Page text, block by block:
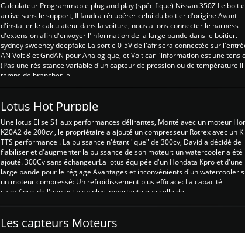
Calculateur Programmable plug and play (spécifique) Nissan 350Z Le
arrive sans le support, Il faudra récupérer celui du boitier d'origine Avant
d'installer le calculateur dans la voiture, nous allons connecter le harness
d'extension afin d'envoyer l'information de la large bande dans le boitier.
sydney sweeney deepfake La sortie 0-5V de l'afr sera connectée sur
AN Volt 8 et GndAN pour Analogique, et Volt car l'information est une
(Pas une résistance variable d'un capteur de pression ou de température Il
temps de brancher le ...
Lotus Hot Purpple
Une lotus Elise S1 aux performances délirantes, Monté avec un moteur
K20A2 de 200cv , le propriétaire a ajouté un compresseur Rotrex avec un
TTS performance . La puissance n'étant "que" de 300cv, David a décidé de
fiabiliser et d'augmenter la puissance de son moteur: un watercooler a été
ajouté. 300Cv sans échangeurLa lotus équipée d'un Hondata Kpro et d'une
large bande pour le réglage Avantages et inconvénients d'un watercooler
un moteur compressé: Un refroidissement plus efficace: La capacité
calorifique de l'eau est bien plus importante que celle de ...
Les capteurs Moteurs